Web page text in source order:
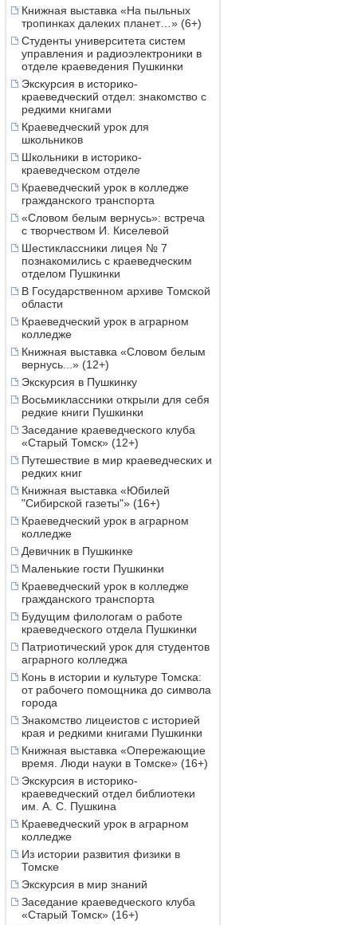
Книжная выставка «На пыльных
тропинках далеких планет…» (6+)
Студенты университета систем
управления и радиоэлектроники в
отделе краеведения Пушкинки
Экскурсия в историко-
краеведческий отдел: знакомство с
редкими книгами
Краеведческий урок для
школьников
Школьники в историко-
краеведческом отделе
Краеведческий урок в колледже
гражданского транспорта
«Словом белым вернусь»: встреча
с творчеством И. Киселевой
Шестиклассники лицея № 7
познакомились с краеведческим
отделом Пушкинки
В Государственном архиве Томской
области
Краеведческий урок в аграрном
колледже
Книжная выставка «Словом белым
вернусь...» (12+)
Экскурсия в Пушкинку
Восьмиклассники открыли для себя
редкие книги Пушкинки
Заседание краеведческого клуба
«Старый Томск» (12+)
Путешествие в мир краеведческих и
редких книг
Книжная выставка «Юбилей
"Сибирской газеты"» (16+)
Краеведческий урок в аграрном
колледже
Девичник в Пушкинке
Маленькие гости Пушкинки
Краеведческий урок в колледже
гражданского транспорта
Будущим филологам о работе
краеведческого отдела Пушкинки
Патриотический урок для студентов
аграрного колледжа
Конь в истории и культуре Томска:
от рабочего помощника до символа
города
Знакомство лицеистов с историей
края и редкими книгами Пушкинки
Книжная выставка «Опережающие
время. Люди науки в Томске» (16+)
Экскурсия в историко-
краеведческий отдел библиотеки
им. А. С. Пушкина
Краеведческий урок в аграрном
колледже
Из истории развития физики в
Томске
Экскурсия в мир знаний
Заседание краеведческого клуба
«Старый Томск» (16+)